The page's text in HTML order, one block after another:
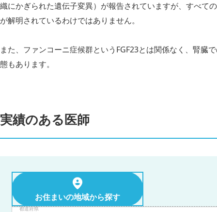
織にかぎられた遺伝子変異）が報告されていますが、すべて
が解明されているわけではありません。
また、ファンコーニ症候群というFGF23とは関係なく、腎臓
態もあります。
実績のある医師
お住まいの地域から探す
都道府県